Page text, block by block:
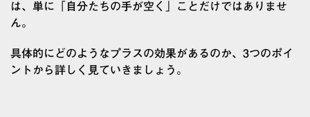
は、単に「自分たちの手が空く」ことだけではありませ
ん。
具体的にどのようなプラスの効果があるのか、3つのポイ
ントから詳しく見ていきましょう。